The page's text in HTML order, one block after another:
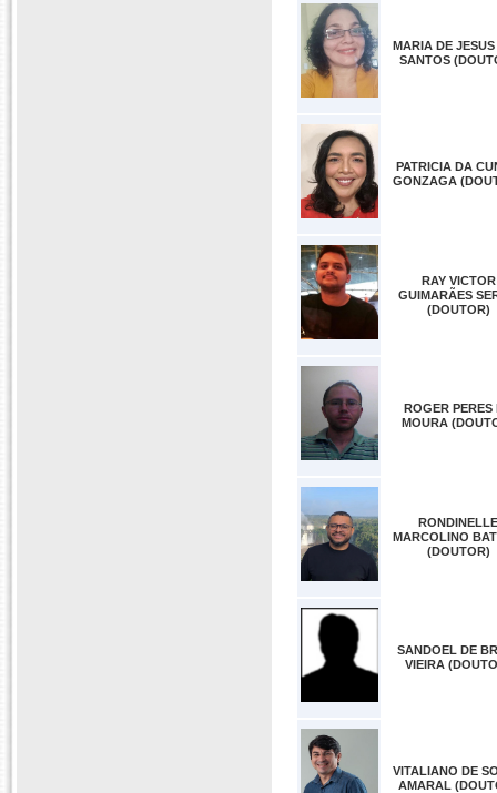
MARIA DE JESUS
SANTOS
PATRICIA DA
GONZAGA
RAY VICTOR
GUIMARÃES
(DOUTOR)
ROGER PERES
MOURA
RONDINELLE
MARCOLINO
(DOUTOR)
SANDOEL DE
VIEIRA
VITALIANO DE
AMARAL